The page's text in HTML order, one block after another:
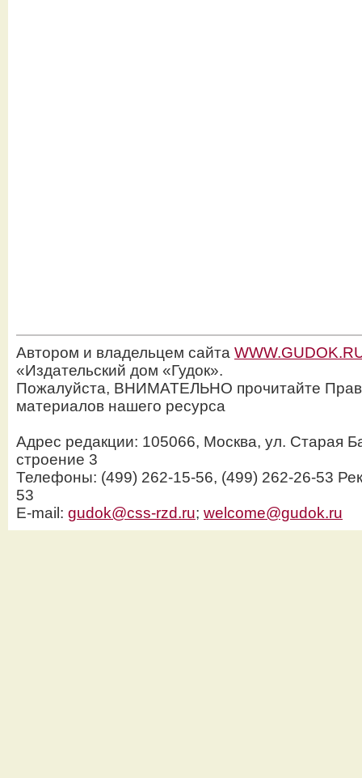
Автором и владельцем сайта
«Издательский дом «Гудок».
Пожалуйста, ВНИМАТЕЛЬНО прочитайте
материалов нашего ресурса
Адрес редакции: 105066, Москва, ул. Старая
строение 3
Телефоны: (499) 262-15-56, (499) 262-26-53
53
E-mail: gudok@css-rzd.ru; welcome@gudok.ru